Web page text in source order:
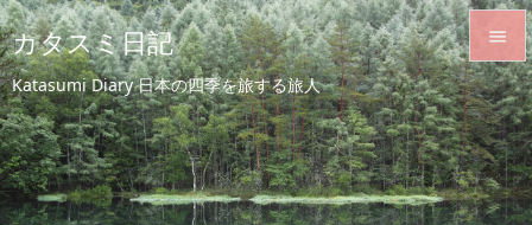
カタスミ日記
Katasumi Diary 日本の四季を旅する旅人


メニュ

サイド
